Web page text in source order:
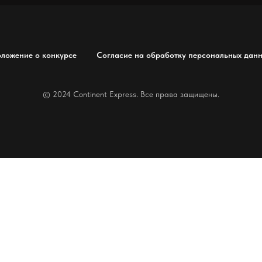
о конкурсе Согласие на обработку персональных
© 2024 Continent Express. Все права защищены.